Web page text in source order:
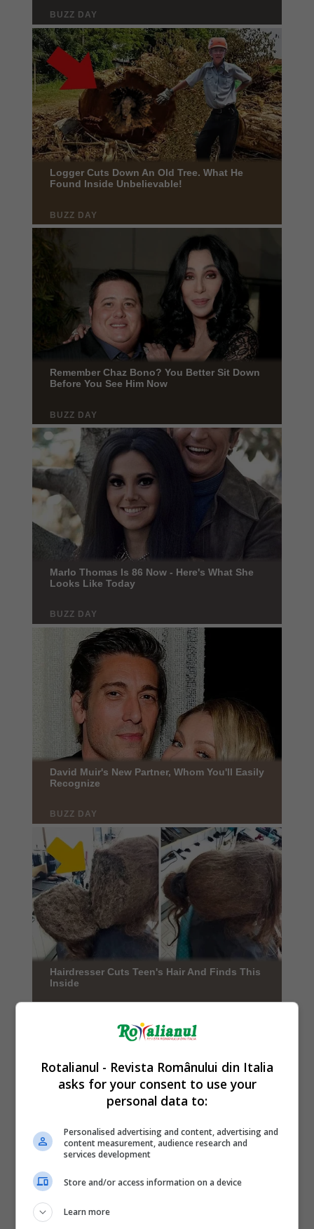
Rotalianul - Revista Românului din Italia
asks for your consent to use your
personal data to:
Personalised advertising and content, advertising and
content measurement, audience research and
services development
Store and/or access information on a device
Learn more